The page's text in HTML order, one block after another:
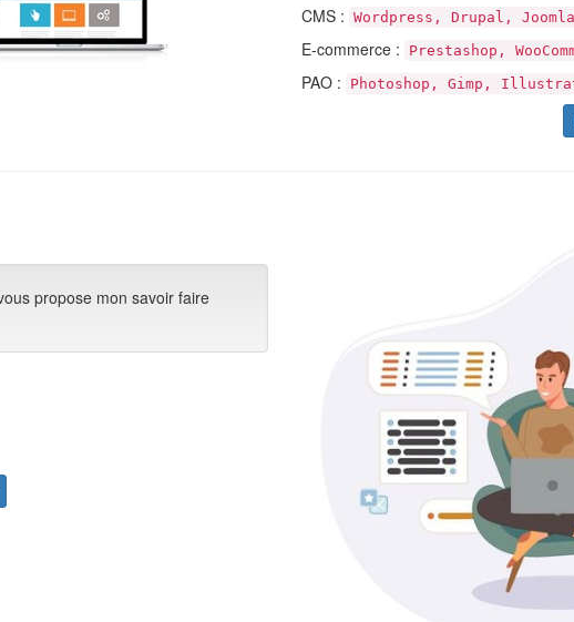
CMS : Wordpress, Drupal, Joomla
E-commerce : Prestashop,
PAO : Photoshop, Gimp,
propose mon savoir faire